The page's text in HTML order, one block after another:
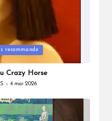
recommande
Crazy Horse
4 mai 2026